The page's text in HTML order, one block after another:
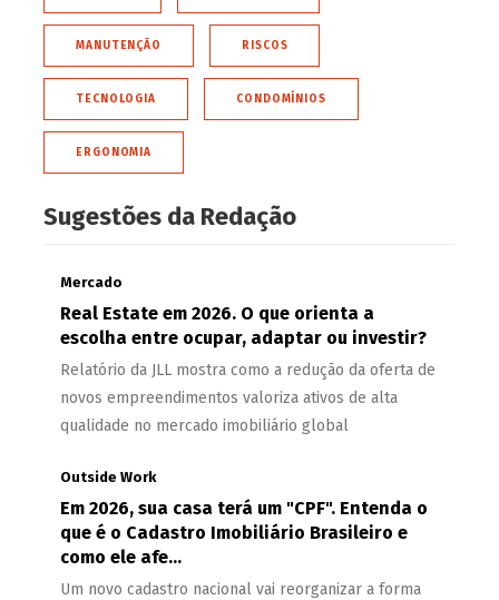
MANUTENÇÃO RISCOS
TECNOLOGIA CONDOMÍNIOS
ERGONOMIA
Sugestões da Redação
Mercado
Real Estate em 2026. O que orienta a
escolha entre ocupar, adaptar ou investir?
Relatório da JLL mostra como a redução da oferta de
novos empreendimentos valoriza ativos de alta
qualidade no mercado imobiliário global
Outside Work
Em 2026, sua casa terá um "CPF". Entenda o
que é o Cadastro Imobiliário Brasileiro e
como ele afe...
Um novo cadastro nacional vai reorganizar a forma